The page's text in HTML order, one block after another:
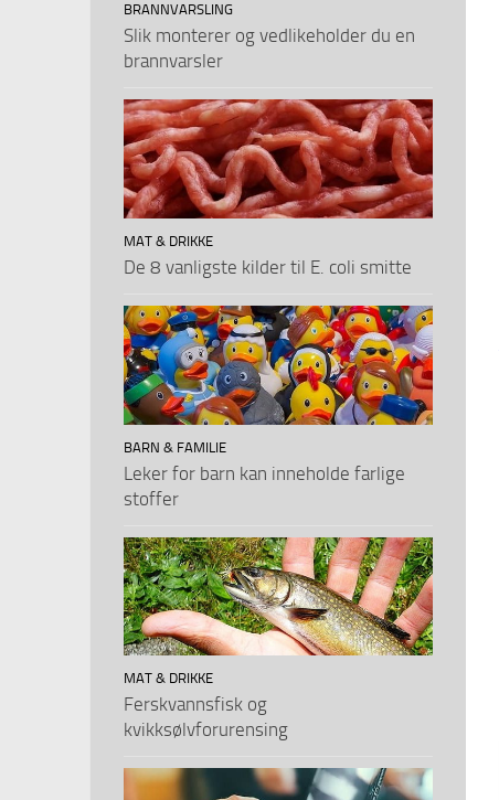
BRANNVARSLING
Slik monterer og vedlikeholder du en
brannvarsler
MAT & DRIKKE
De 8 vanligste kilder til E. coli smitte
BARN & FAMILIE
Leker for barn kan inneholde farlige
stoffer
MAT & DRIKKE
Ferskvannsfisk og
kvikksølvforurensing